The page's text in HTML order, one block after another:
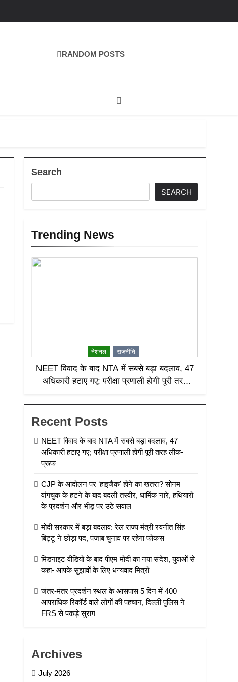
RANDOM POSTS
Search
SEARCH
Trending News
नेशनल राजनीति
NEET विवाद के बाद NTA में सबसे बड़ा बदलाव, 47
अधिकारी हटाए गए; परीक्षा प्रणाली होगी पूरी तरह
Recent Posts
NEET विवाद के बाद NTA में सबसे बड़ा बदलाव, 47
अधिकारी हटाए गए; परीक्षा प्रणाली होगी पूरी तरह लीक-
प्रूफ
CJP के आंदोलन पर ‘हाइजैक’ होने का खतरा? सोनम
वांगचुक के हटने के बाद बदली तस्वीर, धार्मिक नारे, हथियारों
के प्रदर्शन और भीड़ पर उठे सवाल
मोदी सरकार में बड़ा बदलाव: रेल राज्य मंत्री रवनीत सिंह
बिट्टू ने छोड़ा पद, पंजाब चुनाव पर रहेगा फोकस
मिडनाइट वीडियो के बाद पीएम मोदी का नया संदेश, युवाओं से
कहा- आपके सुझावों के लिए धन्यवाद मित्रों
जंतर-मंतर प्रदर्शन स्थल के आसपास 5 दिन में 400
आपराधिक रिकॉर्ड वाले लोगों की पहचान, दिल्ली पुलिस ने
FRS से पकड़े सुराग
Archives
July 2026